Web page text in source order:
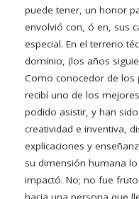
puede tener, un honor
envolvió con, ó en, sus
especial. En el terreno
dominio, (los años
Como conocedor de los
recibí uno de los
podido asistir, y han
creatividad e inventiva,
explicaciones y
su dimensión humana
impactó. No; no fue